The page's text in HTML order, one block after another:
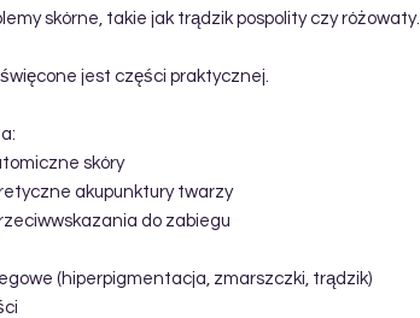
skórne, takie jak trądzik pospolity czy różowaty.
jest części praktycznej.
skóry
akupunktury twarzy
do zabiegu
(hiperpigmentacja, zmarszczki, trądzik)